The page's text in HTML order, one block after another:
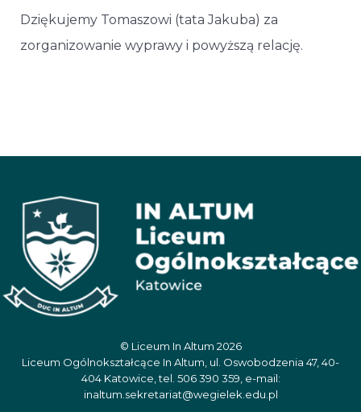
Dziękujemy Tomaszowi (tata Jakuba) za
zorganizowanie wyprawy i powyższą relację.
© Liceum In Altum 2026
Liceum Ogólnokształcące In Altum, ul. Oswobodzenia 47, 40-
404 Katowice, tel. 506 390 359, e-mail:
inaltum.sekretariat@wegielek.edu.pl